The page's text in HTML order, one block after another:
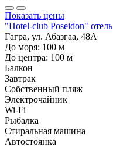
Показать цены
"Hotel-club Poseidon" отель
Гагра, ул. Абазгаа, 48А
До моря: 100 м
До центра: 100 м
Балкон
Завтрак
Собственный пляж
Электрочайник
Wi-Fi
Рыбалка
Стиральная машина
Автостоянка